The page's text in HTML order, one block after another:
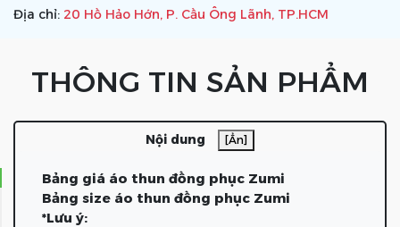
Địa chỉ: 20 Hồ Hảo Hớn, P. Cầu Ông Lãnh, TP.HCM
THÔNG TIN SẢN PHẨM
Nội dung [Ẩn]
Bảng giá áo thun đồng phục Zumi
Bảng size áo thun đồng phục Zumi
*Lưu ý: